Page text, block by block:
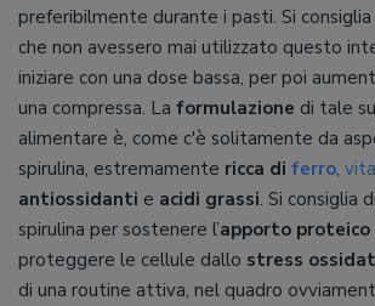
preferibilmente durante i pasti. Si
che non avessero mai utilizzato questo
iniziare con una dose bassa, per poi
una compressa. La formulazione di tale
alimentare è, come c'è solitamente da
spirulina, estremamente ricca di ferro,
antiossidanti e acidi grassi. Si consiglia
spirulina per sostenere l’apporto proteico
proteggere le cellule dallo stress
di una routine attiva, nel quadro